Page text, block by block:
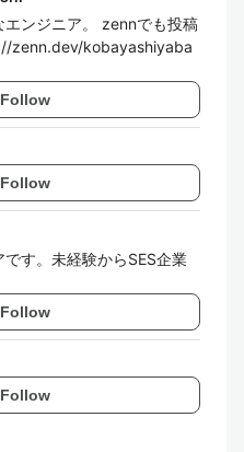
エンジニア。 zennでも投稿
zenn.dev/kobayashiyaba
Follow
Follow
す。未経験からSES企業
Follow
Follow